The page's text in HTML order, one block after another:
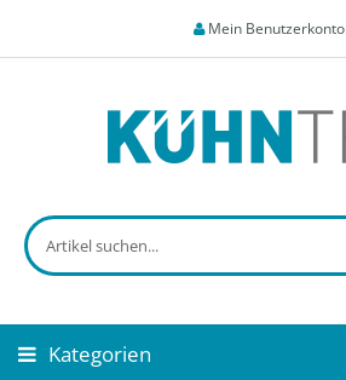
Mein Benutzerkonto
Kategorien